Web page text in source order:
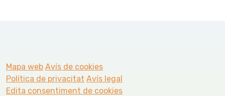
Mapa web Avís de cookies
Política de privacitat Avís legal
Edita consentiment de cookies